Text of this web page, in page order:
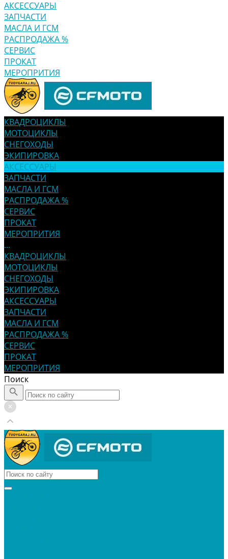
АКСЕССУАРЫ
ЗАПЧАСТИ
МАСЛА И ГСМ
РАСПРОДАЖА %
СЕРВИС
ПРОКАТ
МЕРОПРИТИЯ
КВАДРОЦИКЛЫ
МОТОЦИКЛЫ
СНЕГОХОДЫ
ЭКИПИРОВКА
АКСЕССУАРЫ
ЗАПЧАСТИ
МАСЛА И ГСМ
РАСПРОДАЖА %
СЕРВИС
ПРОКАТ
МЕРОПРИТИЯ
...
КВАДРОЦИКЛЫ
МОТОЦИКЛЫ
СНЕГОХОДЫ
ЭКИПИРОВКА
АКСЕССУАРЫ
ЗАПЧАСТИ
МАСЛА И ГСМ
РАСПРОДАЖА %
СЕРВИС
ПРОКАТ
МЕРОПРИТИЯ
Поиск